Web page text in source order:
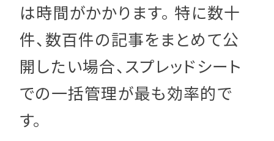
は時間がかかります。 特に数十
件、数百件の記事をまとめて公
開したい場合、スプレッドシート
での一括管理が最も効率的で
す。